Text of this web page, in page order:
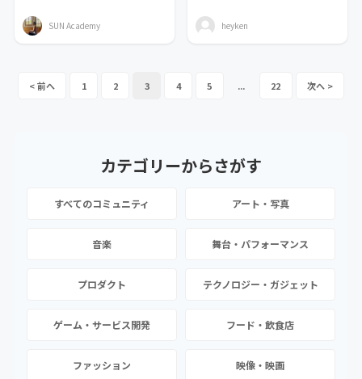
SUN Academy heyken
1 2 3 4 5 ... 22
カテゴリーからさがす
すべてのコミュニティ アート・写真
音楽 舞台・パフォーマンス
プロダクト テクノロジー・ガジェット
ゲーム・サービス開発 フード・飲食店
ファッション 映像・映画